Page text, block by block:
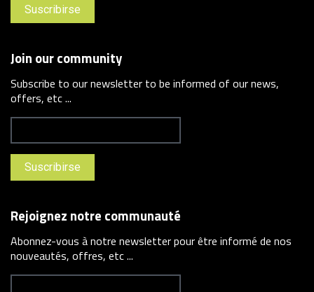
Join our community
Subscribe to our newsletter to be informed of our news,
offers, etc ...
Rejoignez notre communauté
Abonnez-vous à notre newsletter pour être informé de nos
nouveautés, offres, etc ...